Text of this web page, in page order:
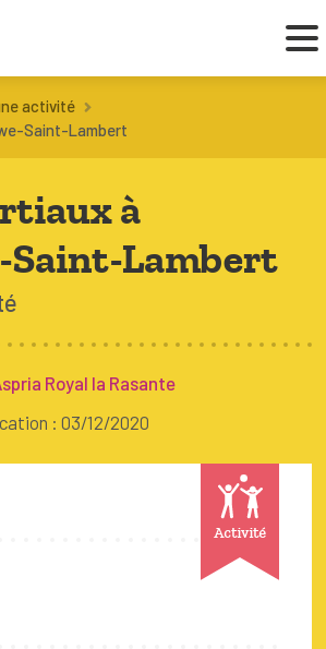
activité
Saint-Lambert
à
Saint-Lambert
Royal la Rasante
: 03/12/2020
Activité